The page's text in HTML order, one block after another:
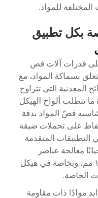
المختلفة للمواد.
بكل تطبيق
قدرات آلات قص
بسماكة المواد، مع
المعدنية التي تتراوح
و٨ مم. وعادةً ما تتطلب ألواح الهيكل
قصّ المواد بدقة
على تحملات ضيقة
التطبيقات المتقدمة
معالجة عناصر
إنشائية أثقل تصل سماكتها إلى ١٥ مم، وبخاصة في هيكل
الخاصة.
موادًا ذات مقاومة